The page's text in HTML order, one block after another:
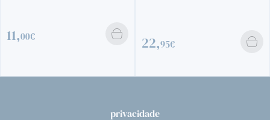
22,
privacidade